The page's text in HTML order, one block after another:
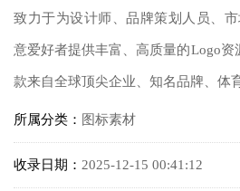
致力于为设计师、品牌策划人员、
意爱好者提供丰富、高质量的Logo资
款来自全球顶尖企业、知名品牌、体
所属分类： 图标素材
收录日期： 2025-12-15 00:41:12